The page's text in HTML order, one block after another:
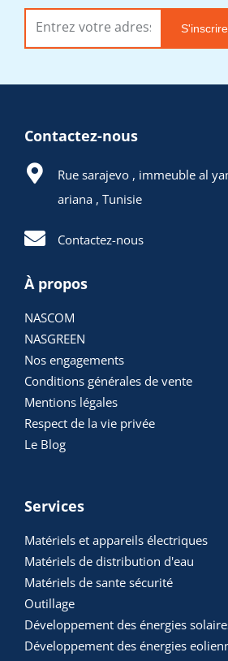
S'inscrire
Contactez-nous
Rue sarajevo , immeuble al
ariana , Tunisie
Contactez-nous
À propos
NASCOM
NASGREEN
Nos engagements
Conditions générales de vente
Mentions légales
Respect de la vie privée
Le Blog
Services
Matériels et appareils électriques
Matériels de distribution d'eau
Matériels de sante sécurité
Outillage
Développement des énergies
Développement des énergies